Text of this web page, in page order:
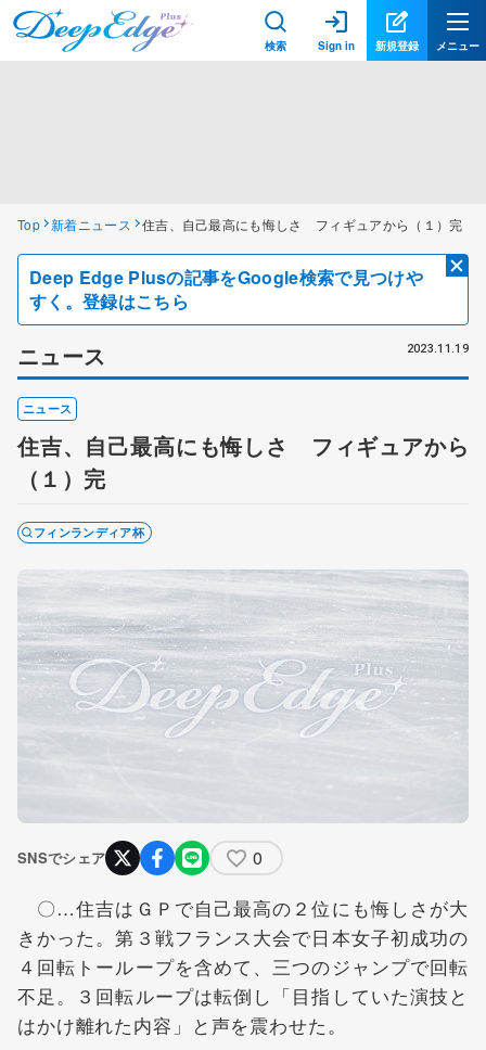
検索 Sign in 新規登録 メニュー
Top 新着ニュース 住吉、自己最高にも悔しさ フィギュアから（１）完
Deep Edge Plusの記事をGoogle検索で見つけや
すく。登録はこちら
ニュース 2023.11.19
ニュース
住吉、自己最高にも悔しさ フィギュアから
（１）完
フィンランディア杯
SNSでシェア 0
〇…住吉はＧＰで自己最高の２位にも悔しさが大
きかった。第３戦フランス大会で日本女子初成功の
４回転トーループを含めて、三つのジャンプで回転
不足。３回転ループは転倒し「目指していた演技と
はかけ離れた内容」と声を震わせた。